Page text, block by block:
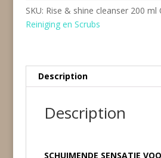
quantity
SKU: Rise & shine cleanser 200 ml
Reiniging en Scrubs
Description
Description
SCHUIMENDE SENSATIE